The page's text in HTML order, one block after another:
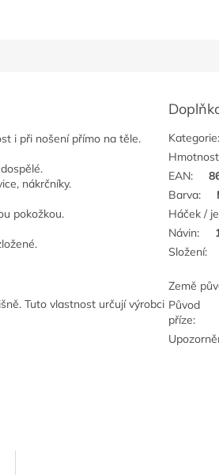
i při nošení přímo na těle.
nákrčníky.
pokožkou.
Tuto vlastnost určují výrobci
Kategorie:
Hmotnost
EAN:
Barva:
Háček /
Návin:
Složení:
Země
Původ
příze: